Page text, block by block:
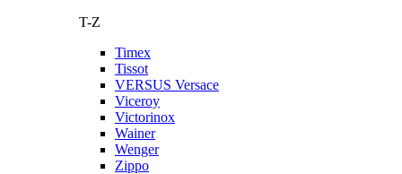
T-Z
Timex
Tissot
VERSUS Versace
Viceroy
Victorinox
Wainer
Wenger
Zippo